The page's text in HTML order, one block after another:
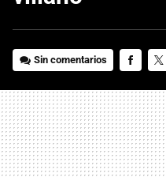
Sin comentarios